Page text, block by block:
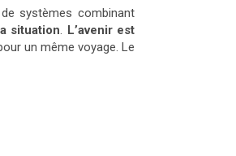
systèmes combinant
situation. L’avenir est
un même voyage. Le